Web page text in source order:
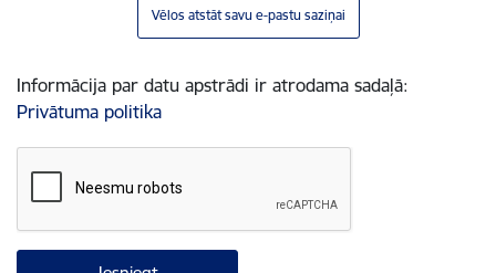
Vēlos atstāt savu e-pastu saziņai
Informācija par datu apstrādi ir atrodama sadaļā:
Privātuma politika